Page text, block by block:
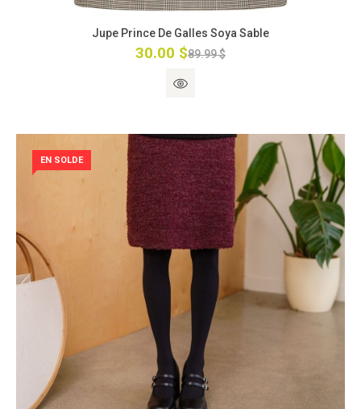
Jupe Prince De Galles Soya Sable
30.00 $89.99 $
EN SOLDE